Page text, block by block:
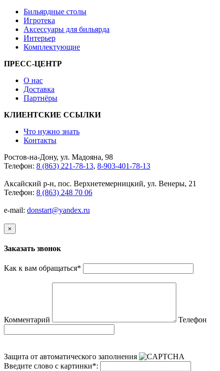
Бильярдные столы
Игротека
Аксессуары для бильярда
Интерьер
Комплектующие
ПРЕСС-ЦЕНТР
О нас
Доставка
Партнёры
КЛИЕНТСКИЕ ССЫЛКИ
Что нужно знать
Контакты
Ростов-на-Дону, ул. Мадояна, 98
Телефон: 8 (863) 221-78-13, 8-903-401-78-13
Аксайский р-н, пос. Верхнетемерницкий, ул. Венеры, 21
Телефон: 8 (863) 248 70 06
e-mail: donstart@yandex.ru
×
Заказать звонок
Как к вам обращаться*
Комментарий Телефон
Защита от автоматического заполнения
Введите слово с картинки*: